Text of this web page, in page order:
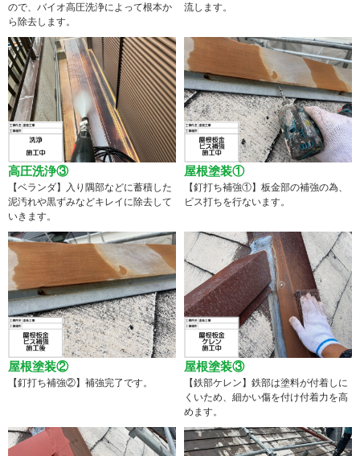
ので、バイオ高圧洗浄によって根本か
ら除去します。
流します。
高圧洗浄③
【ベランダ】入り隅部などに蓄積した
泥汚れや黒ずみなどキレイに除去して
いきます。
屋根塗装①
【釘打ち補強①】板金部の補強の為、
ビス打ちを行ないます。
屋根塗装②
【釘打ち補強②】補強完了です。
屋根塗装③
【鉄部ケレン】鉄部は塗料が付着しに
くいため、細かい傷を付け付着力を高
めます。